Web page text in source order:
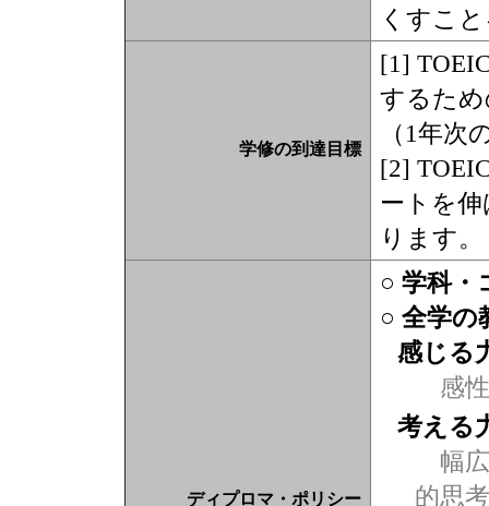
くすこ
学修の到達目標
[1]
するた
（1年次
[2]
ートを
ります。
ディプロマ・ポリシー
○ 学科・
○ 全学の
感じる
感性
考える
幅
的思